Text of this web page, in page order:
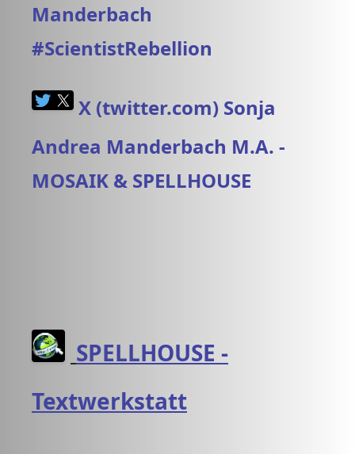
Manderbach
#ScientistRebellion
X (twitter.com) Sonja
Andrea Manderbach M.A. -
MOSAIK & SPELLHOUSE
SPELLHOUSE -
Textwerkstatt